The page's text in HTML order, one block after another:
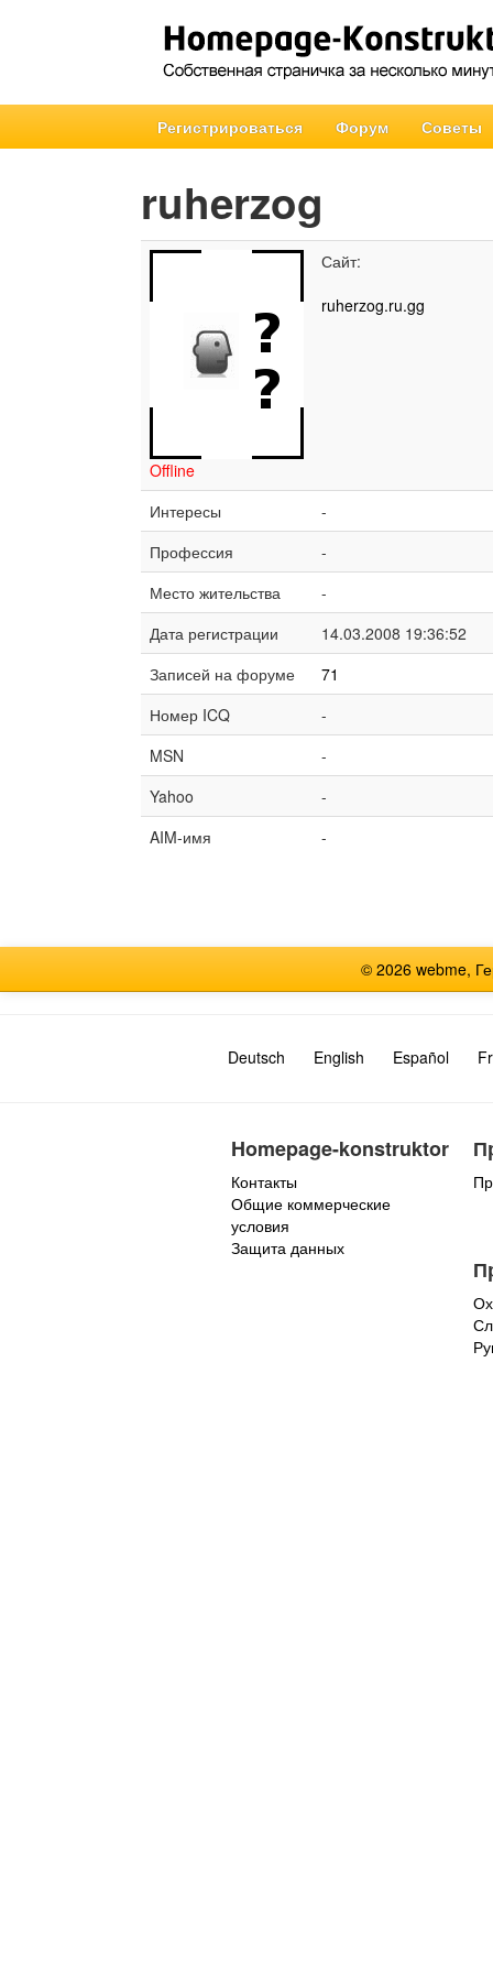
Регистрироваться Форум Советы
ruherzog
Offline
Сайт:
ruherzog.ru.gg
Интересы
-
Профессия
-
Место жительства
-
Дата регистрации
14.03.2008 19:36:52
Записей на форуме
71
Номер ICQ
-
MSN
-
Yahoo
-
AIM-имя
-
© 2026 webme,
Deutsch English Español
Homepage-konstruktor
Контакты
Общие коммерческие
условия
Защита данных